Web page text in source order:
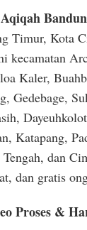
Timur, Kota
kecamatan
Kaler,
Gedebage,
Katapang,
dan
dan gratis
Proses &